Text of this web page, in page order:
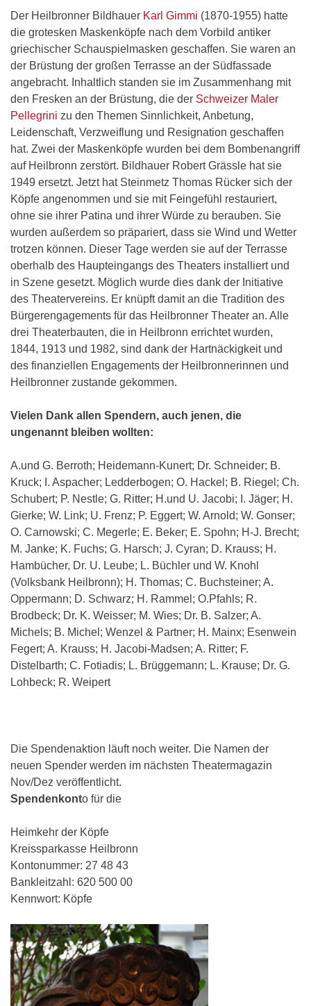
Der Heilbronner Bildhauer Karl Gimmi (1870-1955) hatte
die grotesken Maskenköpfe nach dem Vorbild antiker
griechischer Schauspielmasken geschaffen. Sie waren an
der Brüstung der großen Terrasse an der Südfassade
angebracht. Inhaltlich standen sie im Zusammenhang mit
den Fresken an der Brüstung, die der Schweizer Maler
Pellegrini zu den Themen Sinnlichkeit, Anbetung,
Leidenschaft, Verzweiflung und Resignation geschaffen
hat. Zwei der Maskenköpfe wurden bei dem Bombenangriff
auf Heilbronn zerstört. Bildhauer Robert Grässle hat sie
1949 ersetzt. Jetzt hat Steinmetz Thomas Rücker sich der
Köpfe angenommen und sie mit Feingefühl restauriert,
ohne sie ihrer Patina und ihrer Würde zu berauben. Sie
wurden außerdem so präpariert, dass sie Wind und Wetter
trotzen können. Dieser Tage werden sie auf der Terrasse
oberhalb des Haupteingangs des Theaters installiert und
in Szene gesetzt. Möglich wurde dies dank der Initiative
des Theatervereins. Er knüpft damit an die Tradition des
Bürgerengagements für das Heilbronner Theater an. Alle
drei Theaterbauten, die in Heilbronn errichtet wurden,
1844, 1913 und 1982, sind dank der Hartnäckigkeit und
des finanziellen Engagements der Heilbronnerinnen und
Heilbronner zustande gekommen.
Vielen Dank allen Spendern, auch jenen, die
ungenannt bleiben wollten:
A.und G. Berroth; Heidemann-Kunert; Dr. Schneider; B.
Kruck; I. Aspacher; Ledderbogen; O. Hackel; B. Riegel; Ch.
Schubert; P. Nestle; G. Ritter; H.und U. Jacobi; I. Jäger; H.
Gierke; W. Link; U. Frenz; P. Eggert; W. Arnold; W. Gonser;
O. Carnowski; C. Megerle; E. Beker; E. Spohn; H-J. Brecht;
M. Janke; K. Fuchs; G. Harsch; J. Cyran; D. Krauss; H.
Hambücher, Dr. U. Leube; L. Büchler und W. Knohl
(Volksbank Heilbronn); H. Thomas; C. Buchsteiner; A.
Oppermann; D. Schwarz; H. Rammel; O.Pfahls; R.
Brodbeck; Dr. K. Weisser; M. Wies; Dr. B. Salzer; A.
Michels; B. Michel; Wenzel & Partner; H. Mainx; Esenwein
Fegert; A. Krauss; H. Jacobi-Madsen; A. Ritter; F.
Distelbarth; C. Fotiadis; L. Brüggemann; L. Krause; Dr. G.
Lohbeck; R. Weipert
Die Spendenaktion läuft noch weiter. Die Namen der
neuen Spender werden im nächsten Theatermagazin
Nov/Dez veröffentlicht.
Spendenkonto für die
Heimkehr der Köpfe
Kreissparkasse Heilbronn
Kontonummer: 27 48 43
Bankleitzahl: 620 500 00
Kennwort: Köpfe